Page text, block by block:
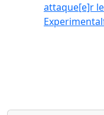
attaque[e]r